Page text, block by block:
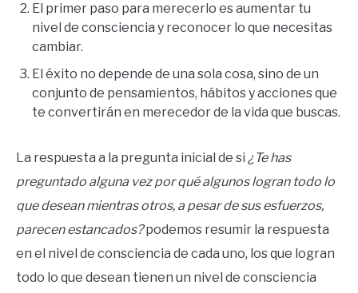
El primer paso para merecerlo es aumentar tu
nivel de consciencia y reconocer lo que necesitas
cambiar.
El éxito no depende de una sola cosa, sino de un
conjunto de pensamientos, hábitos y acciones que
te convertirán en merecedor de la vida que buscas.
La respuesta a la pregunta inicial de si ¿Te has
preguntado alguna vez por qué algunos logran todo lo
que desean mientras otros, a pesar de sus esfuerzos,
parecen estancados?podemos resumir la respuesta
en el nivel de consciencia de cada uno, los que logran
todo lo que desean tienen un nivel de consciencia